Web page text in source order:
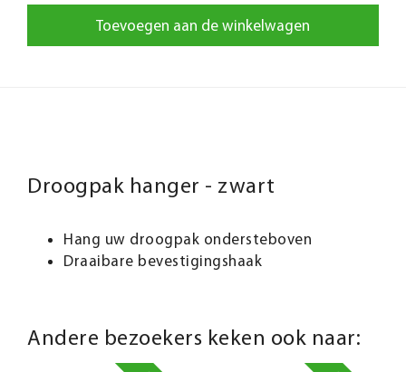
Toevoegen aan de winkelwagen
Droogpak hanger - zwart
Hang uw droogpak ondersteboven
Draaibare bevestigingshaak
Andere bezoekers keken ook naar: